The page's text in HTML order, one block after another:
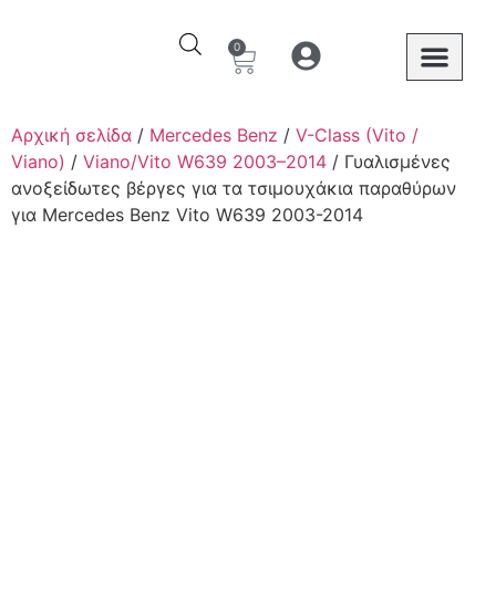
0
Αρχική σελίδα / Mercedes Benz / V-Class (Vito /
Viano) / Viano/Vito W639 2003–2014 / Γυαλισμένες
ανοξείδωτες βέργες για τα τσιμουχάκια παραθύρων
για Mercedes Benz Vito W639 2003-2014